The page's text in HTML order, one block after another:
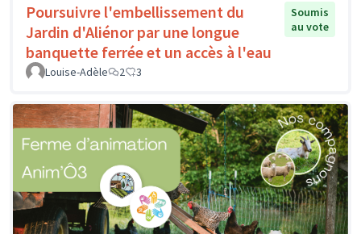
Poursuivre l'embellissement du
Jardin d'Aliénor par une longue
banquette ferrée et un accès à l'eau
Soumis
au vote
Louise-Adèle 2 3